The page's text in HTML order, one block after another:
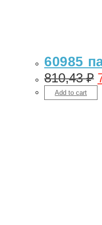
60985
810,43₽
Add to cart